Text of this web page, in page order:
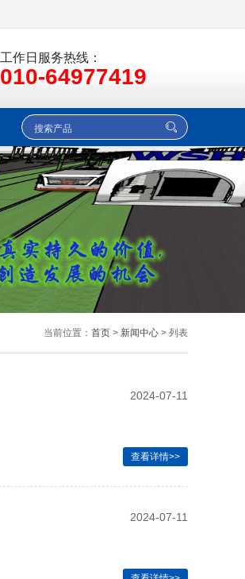
工作日服务热线：
010-64977419
当前位置： 首页 > 新闻中心 > 列表
2024-07-11
查看详情>>
2024-07-11